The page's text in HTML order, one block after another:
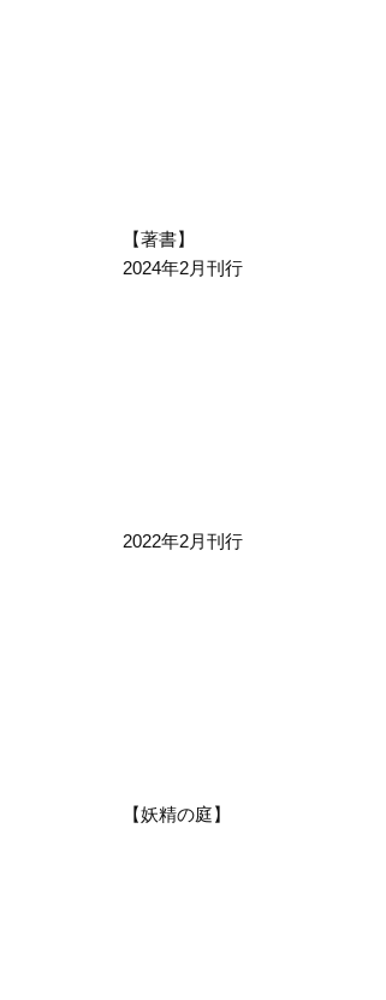
【著書】
2024年2月刊行
2022年2月刊行
【妖精の庭】